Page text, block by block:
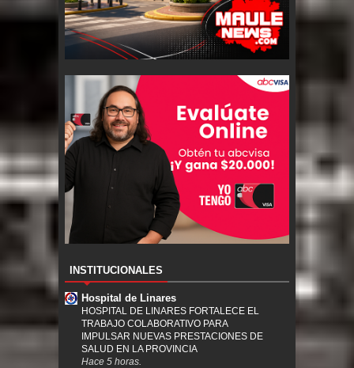
INSTITUCIONALES
Hospital de Linares
HOSPITAL DE LINARES FORTALECE EL
TRABAJO COLABORATIVO PARA
IMPULSAR NUEVAS PRESTACIONES DE
SALUD EN LA PROVINCIA
Hace 5 horas.